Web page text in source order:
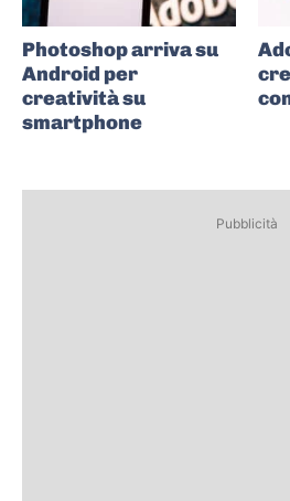
Photoshop arriva su
Android per
creatività su
smartphone
Pubblicità